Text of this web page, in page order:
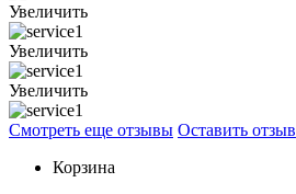
Увеличить
Увеличить
Увеличить
Смотреть еще отзывы Оставить отзыв
Корзина